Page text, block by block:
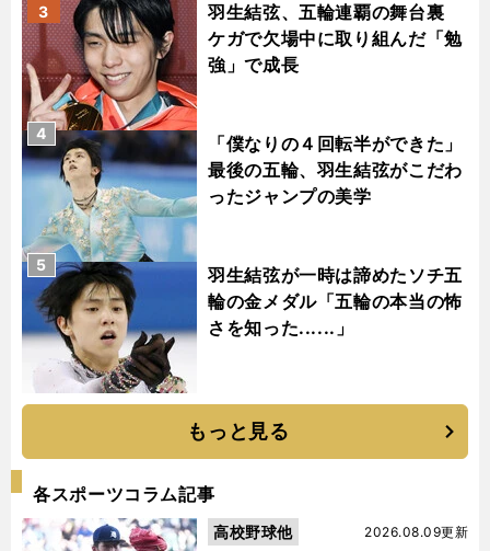
羽生結弦、五輪連覇の舞台裏
ケガで欠場中に取り組んだ「勉
強」で成長
3
「僕なりの４回転半ができた」
最後の五輪、羽生結弦がこだわ
ったジャンプの美学
4
羽生結弦が一時は諦めたソチ五
輪の金メダル「五輪の本当の怖
さを知った......」
5
もっと見る
各スポーツコラム記事
2026.08.09更新
高校野球他